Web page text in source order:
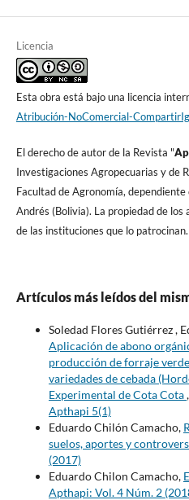
Licencia
Esta obra está bajo una licencia
Atribución-NoComercial-
El derecho de autor de la Revista "A
Investigaciones Agropecuarias y de
Facultad de Agronomí­a,
Andrés (Bolivia). La propiedad de
de las instituciones que lo patrocinan.
Artículos más leídos del
Soledad Flores Gutiérrez ,
Aplicación de abono
producción de forraje
variedades de cebada
Experimental de Cota Cota,
Apthapi 5(1)
Eduardo Chilón Camacho,
suelos, aportes y
(2017)
Eduardo Chilon Camacho,
Apthapi: Vol. 4 Núm. 2